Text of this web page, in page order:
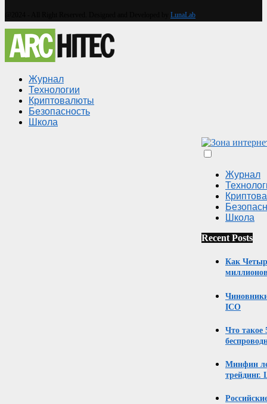
LunaLab
Журнал
Технологии
Криптовалюты
Безопасность
Школа
Журнал
Школа
Recent Posts
Как
ICO
Что такое
Минфин
трейдинг.